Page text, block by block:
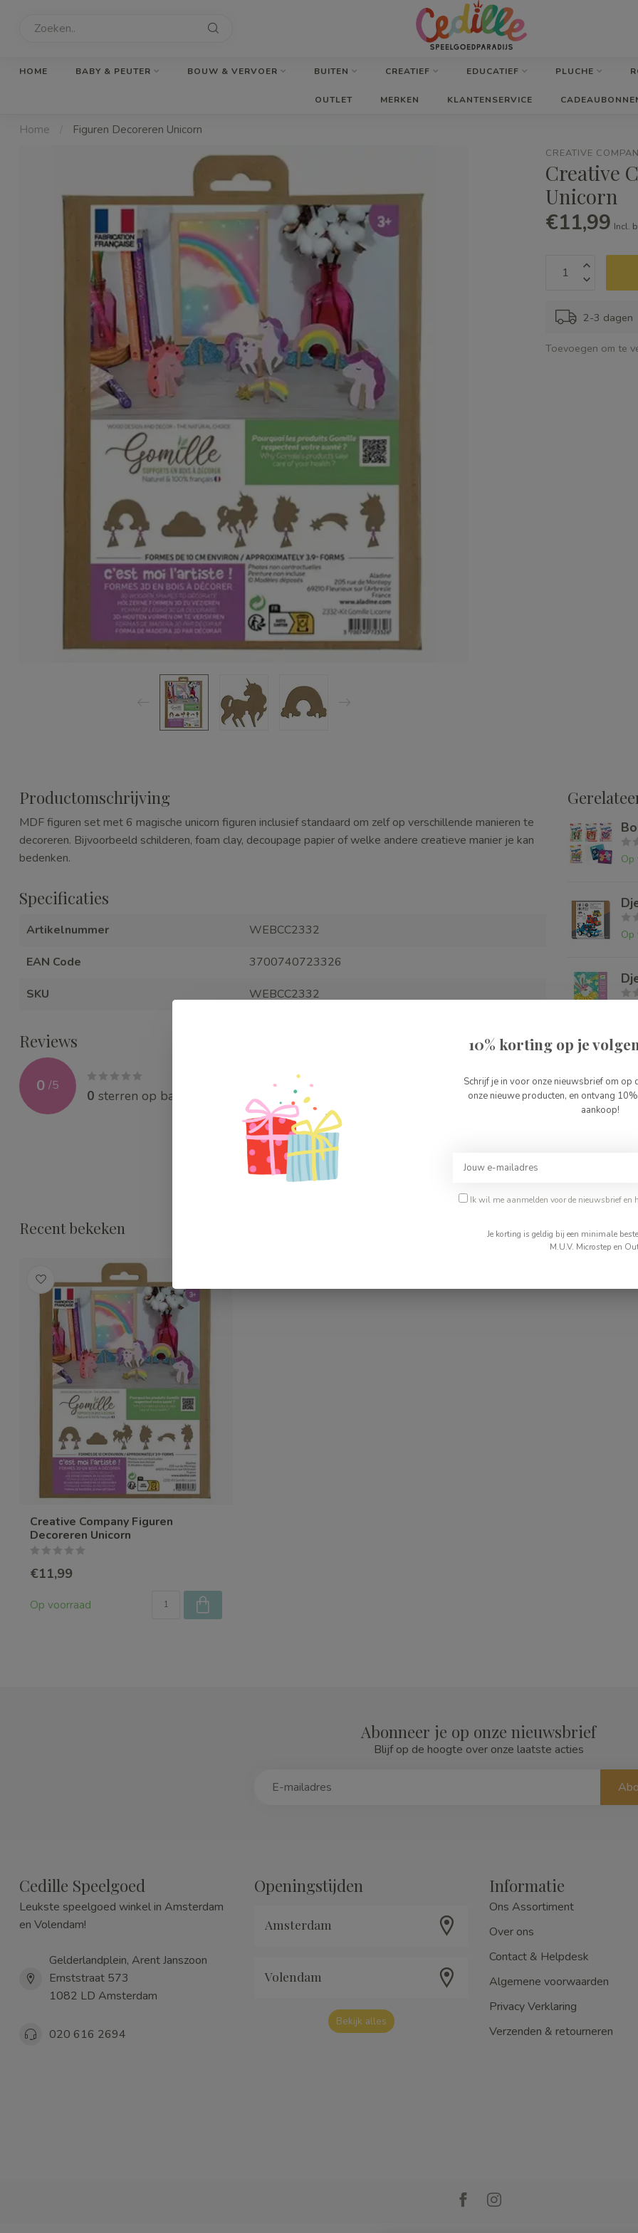
HOME BABY & PEUTER BOUW & VERVOER BUITEN CREATIEF EDUCATIEF PLUCHE
OUTLET MERKEN KLANTENSERVICE
Home / Figuren Decoreren Unicorn
CREATIVE
Creative
Unicorn
€11,99 Incl.
2-3 dagen
Toevoegen om te
Productomschrijving
MDF figuren set met 6 magische unicorn figuren inclusief standaard om zelf op verschillende manieren te
decoreren. Bijvoorbeeld schilderen, foam clay, decoupage papier of welke andere creatieve manier je kan
bedenken.
Specificaties
Artikelnummer WEBCC2332
EAN Code 3700740723326
SKU WEBCC2332
Reviews
0 /5
0 sterren op basis van beoordelingen
Je beoordeling toevoegen
Op
Op
Op
Recent bekeken
Creative Company Figuren
Decoreren Unicorn
€11,99
Op voorraad
Abonneer je op onze nieuwsbrief
Blijf op de hoogte over onze laatste acties
Cedille Speelgoed
Leukste speelgoed winkel in Amsterdam
en Volendam!
Gelderlandplein, Arent Janszoon
Ernststraat 573
1082 LD Amsterdam
020 616 2694
Openingstijden
Amsterdam
Volendam
Bekijk alles
Informatie
Ons Assortiment
Over ons
Contact & Helpdesk
Algemene voorwaarden
Privacy Verklaring
Verzenden & retourneren
10% korting op je
Schrijf je in voor onze nieuwsbrief om op
onze nieuwe producten, en ontvang
aankoop!
Ik wil me aanmelden voor de nieuwsbrief en
Je korting is geldig bij een minimale
M.U.V. Microstep en